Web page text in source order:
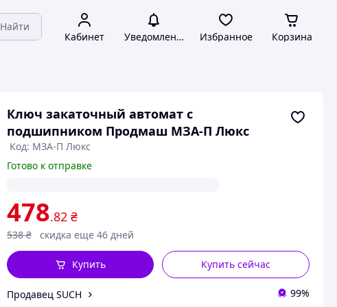
Найти
Кабинет Уведомления Избранное Корзина
Ключ закаточный автомат с
подшипником Продмаш МЗА-П Люкс
Код: МЗА-П Люкс
Готово к отправке
478.82 ₴
538 ₴ скидка еще 46 дней
Купить сейчас
Купить
Продавец SUCH 99%